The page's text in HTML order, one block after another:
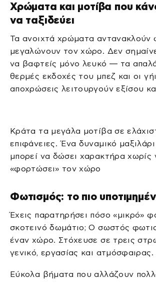
Χρώματα και μοτίβα που
να ταξιδεύει
Τα ανοιχτά χρώματα αντανακλούν
μεγαλώνουν τον χώρο. Δεν
να βαφτείς μόνο λευκό — τα απαλά
θερμές εκδοχές του μπεζ και οι
αποχρώσεις λειτουργούν εξίσου
Κράτα τα μεγάλα μοτίβα σε
επιφάνειες. Ένα δυναμικό
μπορεί να δώσει χαρακτήρα χωρίς
«φορτώσει» τον χώρο
Φωτισμός: το πιο
Έχεις παρατηρήσει πόσο «μικρό»
σκοτεινό δωμάτιο; Ο σωστός
έναν χώρο. Στόχευσε σε τρεις
γενικό, εργασίας και ατμόσφαιρας.
Εύκολα βήματα που αλλάζουν